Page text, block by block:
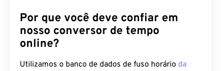
Por que você deve confiar em
nosso conversor de tempo
online?
Utilizamos o banco de dados de fuso horário da